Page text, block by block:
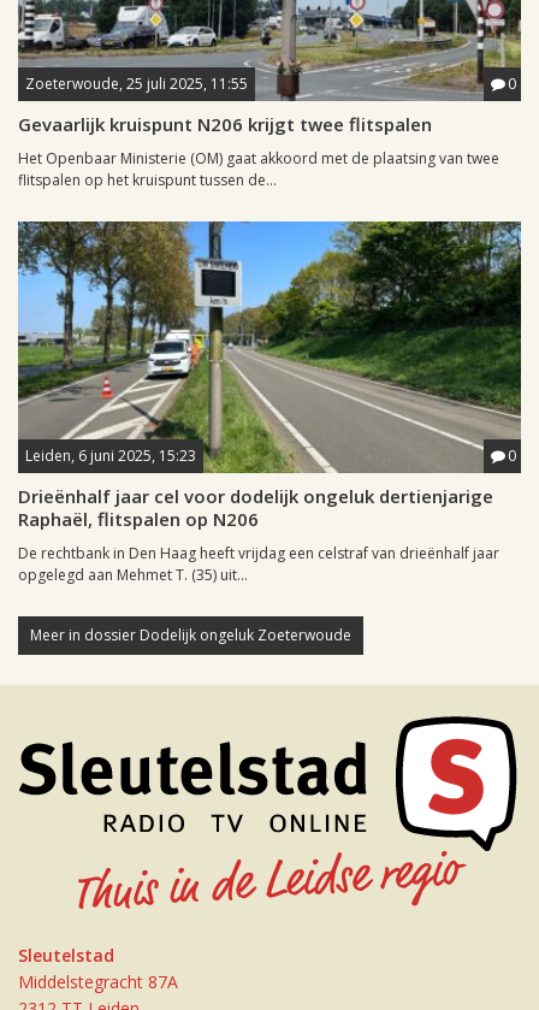
Zoeterwoude, 25 juli 2025, 11:55 0
Gevaarlijk kruispunt N206 krijgt twee flitspalen
Het Openbaar Ministerie (OM) gaat akkoord met de plaatsing van twee
flitspalen op het kruispunt tussen de...
Leiden, 6 juni 2025, 15:23 0
Drieënhalf jaar cel voor dodelijk ongeluk dertienjarige
Raphaël, flitspalen op N206
De rechtbank in Den Haag heeft vrijdag een celstraf van drieënhalf jaar
opgelegd aan Mehmet T. (35) uit...
Meer in dossier Dodelijk ongeluk Zoeterwoude
Sleutelstad
Middelstegracht 87A